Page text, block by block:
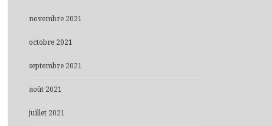
novembre 2021
octobre 2021
septembre 2021
août 2021
juillet 2021